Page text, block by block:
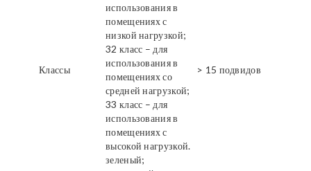
Классы
использования в
помещениях с
низкой нагрузкой;
32 класс – для
использования в
помещениях со
средней нагрузкой;
33 класс – для
использования в
помещениях с
высокой нагрузкой.
> 15 подвидов
зеленый;